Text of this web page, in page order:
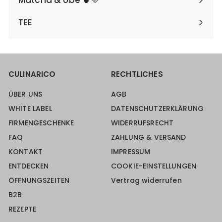
TEE
CULINARICO
ÜBER UNS
WHITE LABEL
FIRMENGESCHENKE
FAQ
KONTAKT
ENTDECKEN
ÖFFNUNGSZEITEN
B2B
REZEPTE
RECHTLICHES
AGB
DATENSCHUTZERKLÄRUNG
WIDERRUFSRECHT
ZAHLUNG & VERSAND
IMPRESSUM
COOKIE-EINSTELLUNGEN
Vertrag widerrufen